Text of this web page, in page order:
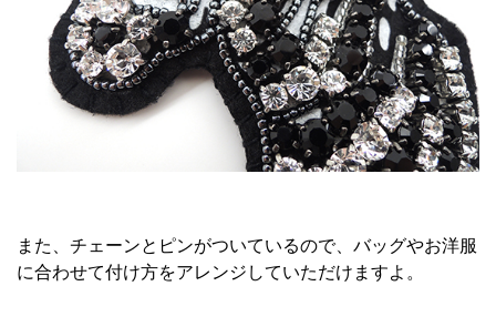
また、チェーンとピンがついているので、バッグやお洋服
に合わせて付け方をアレンジしていただけますよ。